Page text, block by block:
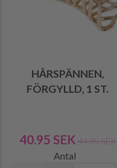
HÅRSPÄNNEN,
FÖRGYLLD, 1 ST.
40.95 SEK 44.95 SEK
Antal